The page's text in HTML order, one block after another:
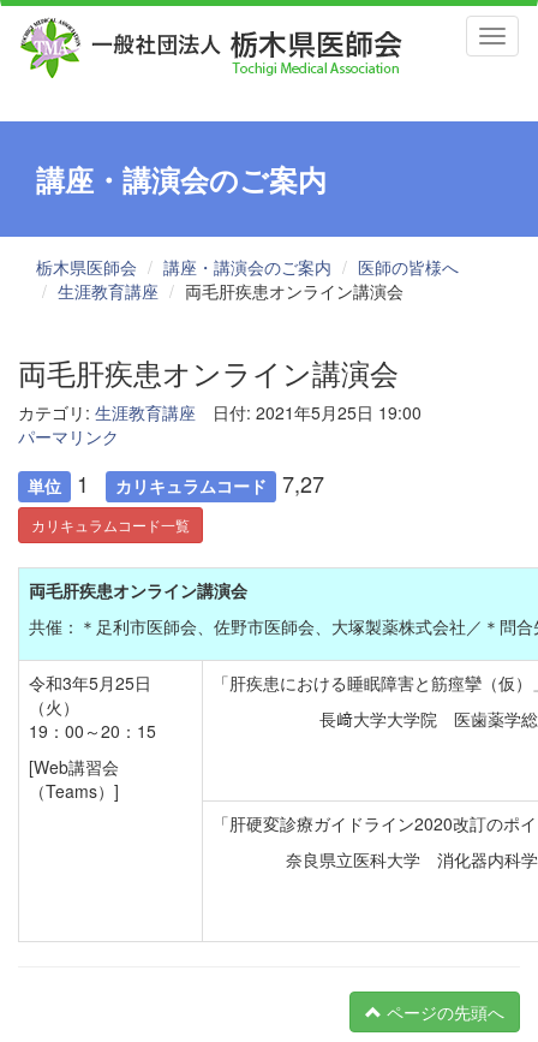
講座・講演会のご案内
栃木県医師会 講座・講演会のご案内
医師の皆様へ
生涯教育講座
両毛肝疾患オンライン講演会
両毛肝疾患オンライン講演会
カテゴリ: 生涯教育講座
日付: 2021年5月25日 19:00
パーマリンク
単位 1 カリキュラムコード 7,27
カリキュラムコード一覧
両毛肝疾患オンライン講演会
共催：＊足利市医師会、佐野市医師会、大塚製薬株式会社／＊問
令和3年5月25日
（火）
19：00～20：15
[Web講習会
（Teams）]
「肝疾患における睡眠障害と筋痙攣（仮）
長﨑大学大学院 医歯薬学
「肝硬変診療ガイドライン2020改訂のポ
奈良県立医科大学 消化器内科
ページの先頭へ